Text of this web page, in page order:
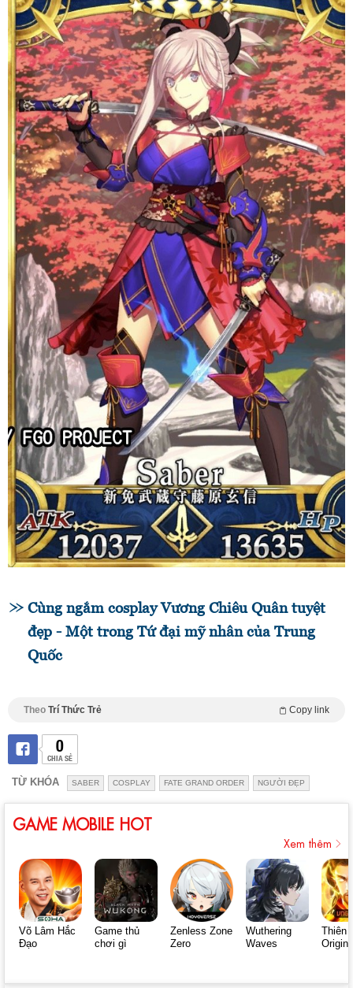
Cùng ngắm cosplay Vương Chiêu Quân tuyệt
đẹp - Một trong Tứ đại mỹ nhân của Trung
Quốc
Theo Trí Thức Trẻ Copy link
0
CHIA SẺ
TỪ KHÓA SABER COSPLAY FATE GRAND ORDER NGƯỜI ĐẸP
GAME MOBILE HOT
Xem thêm
Võ Lâm Hắc
Đạo
Game thủ
chơi gì
Zenless Zone
Zero
Wuthering
Waves
Thiên
Origin